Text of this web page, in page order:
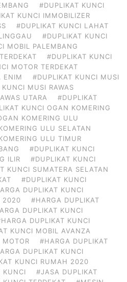
#DUPLIKAT KUNCI
KUNCI IMMOBILIZER
#DUPLIKAT KUNCI LAHAT
#DUPLIKAT KUNCI
MOBIL PALEMBANG
#DUPLIKAT KUNCI
MOTOR TERDEKAT
ENIM
#DUPLIKAT KUNCI MUSI
MUSI RAWAS
UTARA
#DUPLIKAT
KUNCI OGAN KOMERING
KOMERING ULU
ULU SELATAN
ULU TIMUR
#DUPLIKAT KUNCI
ILIR
#DUPLIKAT KUNCI
KUNCI SUMATERA SELATAN
#DUPLIKAT KUNCI
DUPLIKAT KUNCI
2020
#HARGA DUPLIKAT
DUPLIKAT KUNCI
DUPLIKAT KUNCI
KUNCI MOBIL AVANZA
#HARGA DUPLIKAT
DUPLIKAT KUNCI
KUNCI RUMAH 2020
KUNCI
#JASA DUPLIKAT